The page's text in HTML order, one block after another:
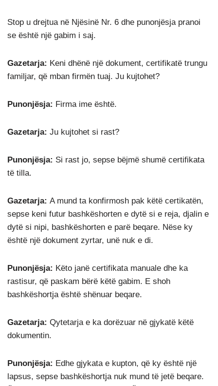
Stop u drejtua në Njësinë Nr. 6 dhe punonjësja pranoi
se është një gabim i saj.
Gazetarja: Keni dhënë një dokument, certifikatë trungu
familjar, që mban firmën tuaj. Ju kujtohet?
Punonjësja: Firma ime është.
Gazetarja: Ju kujtohet si rast?
Punonjësja: Si rast jo, sepse bëjmë shumë certifikata
të tilla.
Gazetarja: A mund ta konfirmosh pak këtë certikatën,
sepse keni futur bashkëshorten e dytë si e reja, djalin e
dytë si nipi, bashkëshorten e parë beqare. Nëse ky
është një dokument zyrtar, unë nuk e di.
Punonjësja: Këto janë certifikata manuale dhe ka
rastisur, që paskam bërë këtë gabim. E shoh
bashkëshortja është shënuar beqare.
Gazetarja: Qytetarja e ka dorëzuar në gjykatë këtë
dokumentin.
Punonjësja: Edhe gjykata e kupton, që ky është një
lapsus, sepse bashkëshortja nuk mund të jetë beqare.